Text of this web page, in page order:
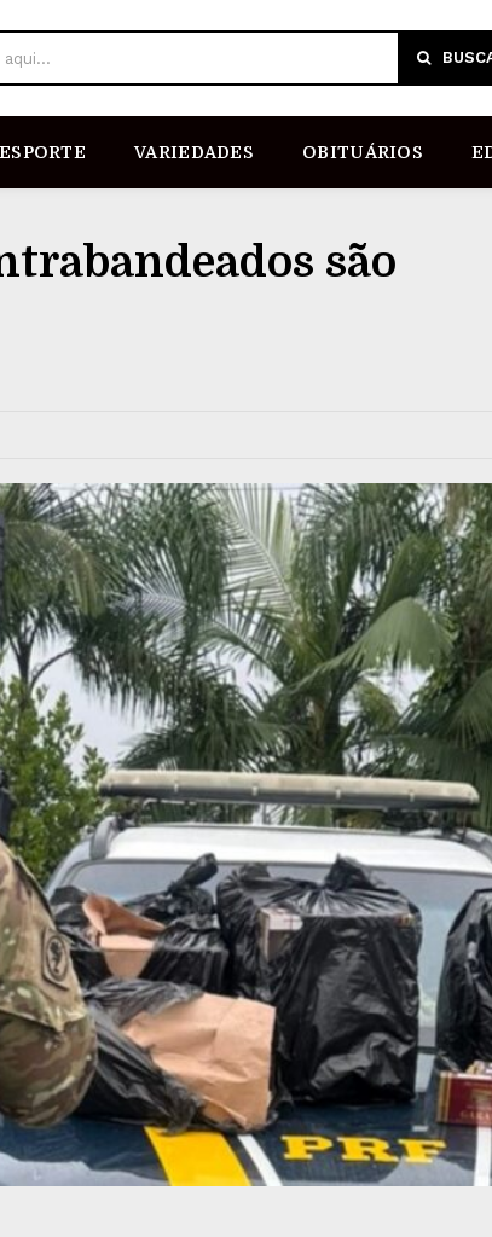
aqui...
ESPORTE VARIEDADES OBITUÁRIOS
são